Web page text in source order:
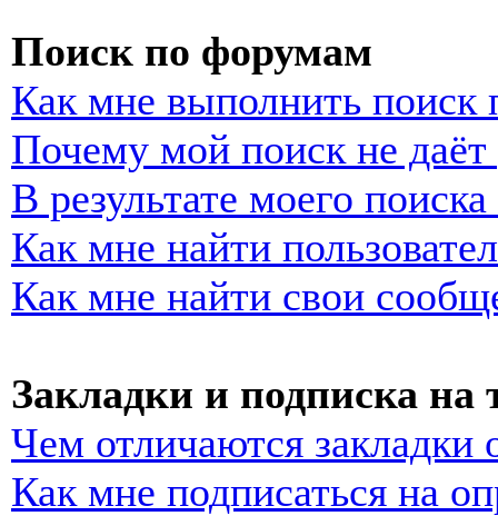
Поиск по форумам
Как мне выполнить
Почему мой поиск не даёт
В результате моего
Как мне найти
Как мне найти свои
Закладки и подписка на
Чем отличаются закладки
Как мне подписаться на